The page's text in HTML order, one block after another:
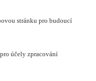
stránku pro budoucí
účely zpracování